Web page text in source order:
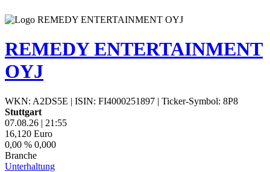
REMEDY ENTERTAINMENT
OYJ
WKN: A2DS5E | ISIN: FI4000251897 | Ticker-Symbol: 8P8
Stuttgart
07.08.26 | 21:55
16,120 Euro
0,00 % 0,000
Branche
Unterhaltung